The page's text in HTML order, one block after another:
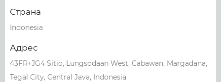
Страна
Indonesia
Адрес
43FR+JG4 Sitio, Lungsodaan West, Cabawan, Margadana,
Tegal City, Central Java, Indonesia